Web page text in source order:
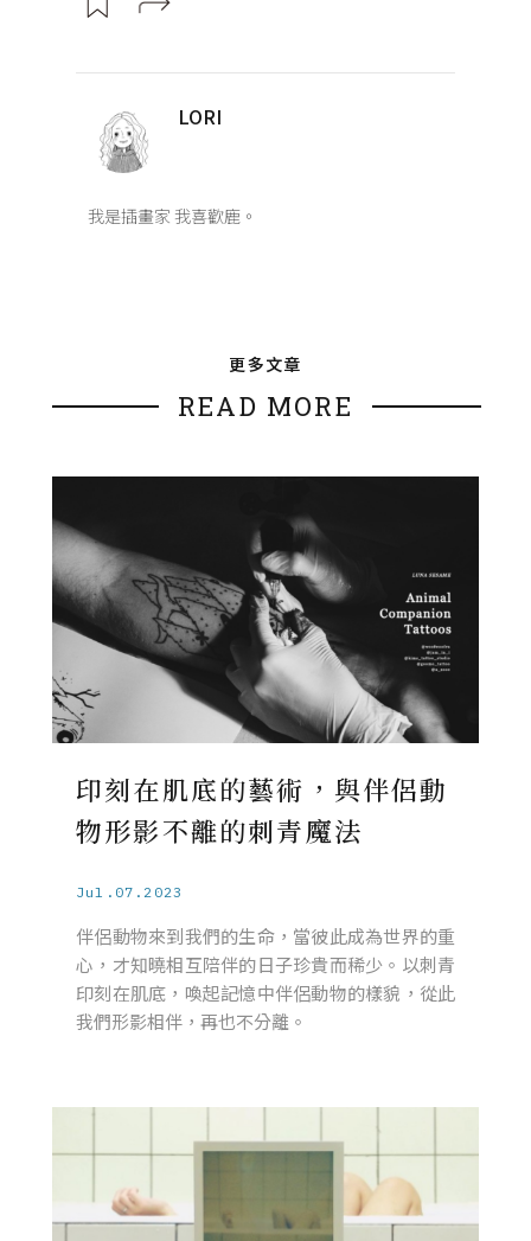
LORI
我是插畫家 我喜歡鹿。
更多文章
READ MORE
印刻在肌底的藝術，與伴侶動
物形影不離的刺青魔法
Jul.07.2023
伴侶動物來到我們的生命，當彼此成為世界的重
心，才知曉相互陪伴的日子珍貴而稀少。以刺青
印刻在肌底，喚起記憶中伴侶動物的樣貌，從此
我們形影相伴，再也不分離。